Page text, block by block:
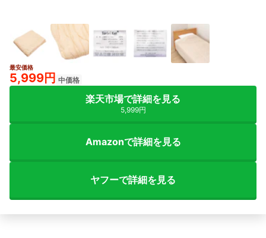
最安価格
5,999円 中価格
楽天市場で詳細を見る
5,999円
Amazonで詳細を見る
ヤフーで詳細を見る